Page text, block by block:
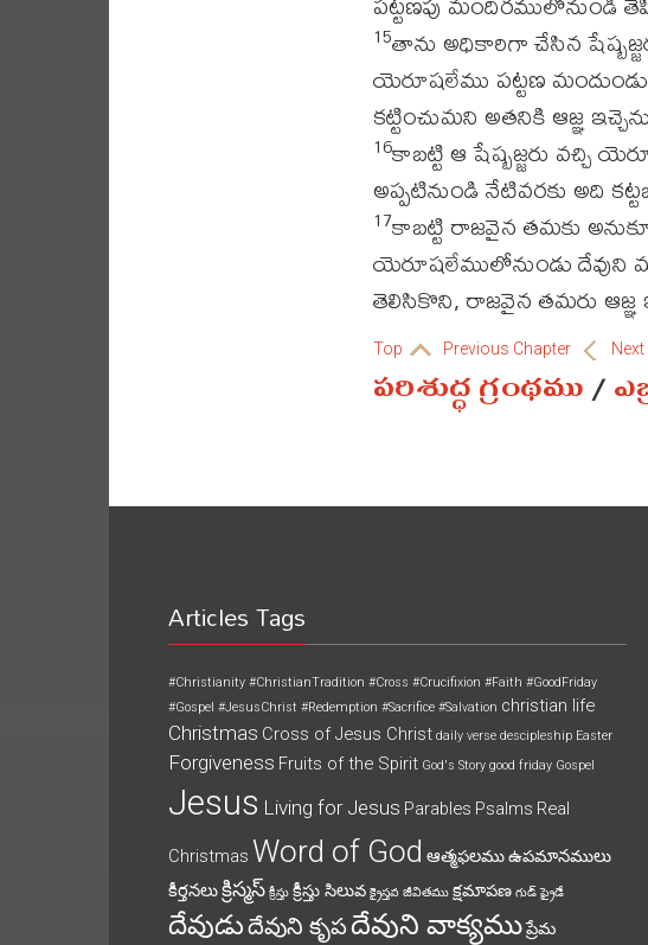
15తాను అధికారిగా చేసిన
యెరూషలేము పట్టణ
కట్టించుమని అతనికి ఆజ్ఞ
16కాబట్టి ఆ షేష్బజ్జరు వచ్చి
అప్పటినుండి నేటివరకు అది
17కాబట్టి రాజవైన తమకు
యెరూషలేములోనుండు దేవుని
తెలిసికొని, రాజవైన తమరు
Top Previous Chapter
పరిశుద్ధ గ్రంథము/
Articles Tags
#Christianity #ChristianTradition #Cross #Crucifixion #Faith #GoodFriday
#Gospel #JesusChrist #Redemption #Sacrifice #Salvation christian life
Christmas Cross of Jesus Christ daily verse descipleship Easter
Forgiveness Fruits of the Spirit God's Story good friday Gospel
Jesus Living for Jesus Parables Psalms Real
Christmas Word of God ఆత్మఫలముఉపమానములు
కీర్తనలుక్రిస్మస్ క్రీస్తు క్రీస్తు సిలువ క్రైస్తవ జీవితము క్షమాపణ గుడ్ ఫ్రైడే
దేవుడుదేవుని కృపదేవుని వాక్యముప్రేమ